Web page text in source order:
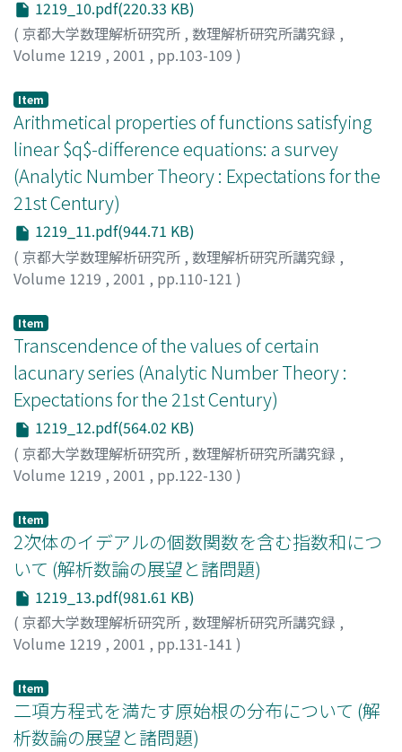
1219_10.pdf(220.33 KB)
( 京都大学数理解析研究所 , 数理解析研究所講究録 ,
Volume 1219 , 2001 , pp.103-109 )
Item
Arithmetical properties of functions satisfying
linear $q$-difference equations: a survey
(Analytic Number Theory : Expectations for the
21st Century)
1219_11.pdf(944.71 KB)
( 京都大学数理解析研究所 , 数理解析研究所講究録 ,
Volume 1219 , 2001 , pp.110-121 )
Item
Transcendence of the values of certain
lacunary series (Analytic Number Theory :
Expectations for the 21st Century)
1219_12.pdf(564.02 KB)
( 京都大学数理解析研究所 , 数理解析研究所講究録 ,
Volume 1219 , 2001 , pp.122-130 )
Item
2次体のイデアルの個数関数を含む指数和につ
いて (解析数論の展望と諸問題)
1219_13.pdf(981.61 KB)
( 京都大学数理解析研究所 , 数理解析研究所講究録 ,
Volume 1219 , 2001 , pp.131-141 )
Item
二項方程式を満たす原始根の分布について (解
析数論の展望と諸問題)